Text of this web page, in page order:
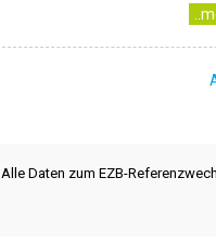
Alle Daten zum EZB-